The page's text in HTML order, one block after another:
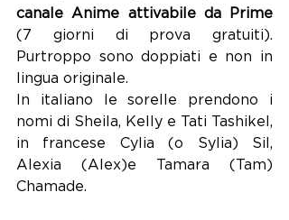
(7 giorni di prova gratuiti).
Purtroppo sono doppiati e non in
lingua originale.
In italiano le sorelle prendono i
nomi di Sheila, Kelly e Tati Tashikel,
in francese Cylia (o Sylia) Sil,
Alexia (Alex)e Tamara (Tam)
Chamade.